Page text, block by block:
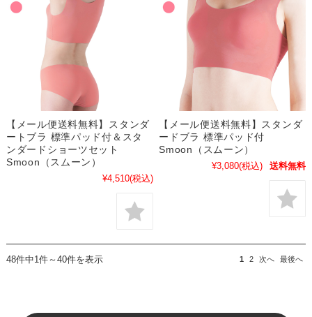
【メール便送料無料】スタンダ
ートブラ 標準パッド付＆スタ
ンダードショーツセット
Smoon（スムーン）
¥4,510(税込)
【メール便送料無料】スタンダ
ードブラ 標準パッド付
Smoon（スムーン）
¥3,080(税込) 送料無料
48件中1件～40件を表示 1 2 次へ 最後へ